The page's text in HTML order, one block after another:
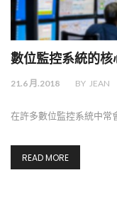
數位監控系統的
21.6 月.2018 BY JEAN
在許多數位監控系統中常
READ MORE